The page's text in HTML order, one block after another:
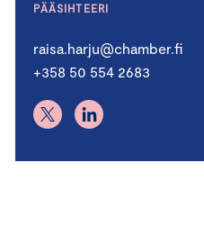
PÄÄSIHTEERI
raisa.harju@chamber.fi
+358 50 554 2683